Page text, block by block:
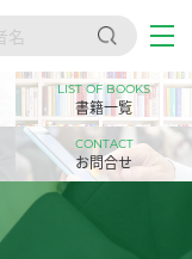
LIST OF BOOKS
書籍一覧
CONTACT
お問合せ